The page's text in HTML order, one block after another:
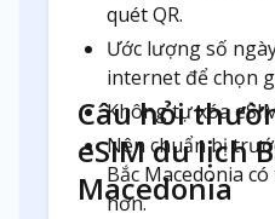
quét QR.
Ước lượng số
internet để chọn
Không tự xóa
Nên chuẩn bị
Bắc Macedonia
hơn.
Câu hỏi
eSIM du lịch
Macedonia